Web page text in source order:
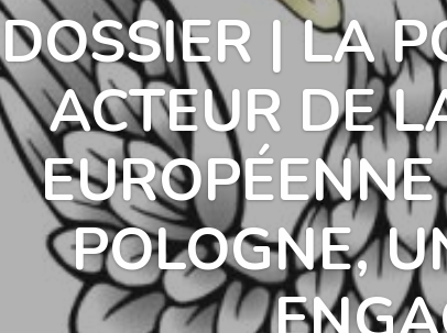
DOSSIER | LA
ACTEUR DE
POLOGNE,